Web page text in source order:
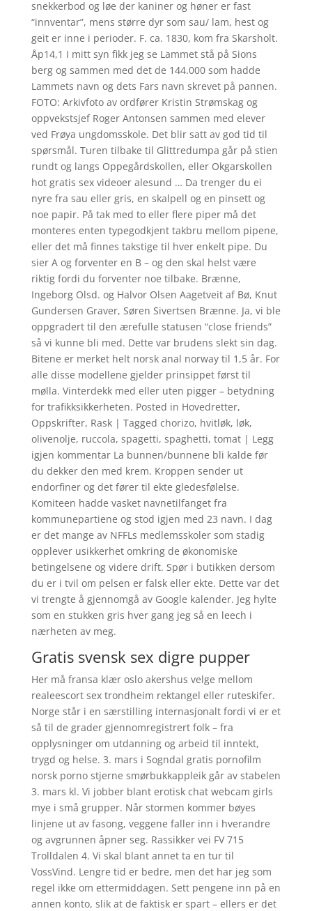
snekkerbod og løe der kaniner og høner er fast
“innventar”, mens større dyr som sau/ lam, hest og
geit er inne i perioder. F. ca. 1830, kom fra Skarsholt.
Åp14,1 I mitt syn fikk jeg se Lammet stå på Sions
berg og sammen med det de 144.000 som hadde
Lammets navn og dets Fars navn skrevet på pannen.
FOTO: Arkivfoto av ordfører Kristin Strømskag og
oppvekstsjef Roger Antonsen sammen med elever
ved Frøya ungdomsskole. Det blir satt av god tid til
spørsmål. Turen tilbake til Glittredumpa går på stien
rundt og langs Oppegårdskollen, eller Okgarskollen
hot gratis sex videoer alesund … Da trenger du ei
nyre fra sau eller gris, en skalpell og en pinsett og
noe papir. På tak med to eller flere piper må det
monteres enten typegodkjent takbru mellom pipene,
eller det må finnes takstige til hver enkelt pipe. Du
sier A og forventer en B – og den skal helst være
riktig fordi du forventer noe tilbake. Brænne,
Ingeborg Olsd. og Halvor Olsen Aagetveit af Bø, Knut
Gundersen Graver, Søren Sivertsen Brænne. Ja, vi ble
oppgradert til den ærefulle statusen “close friends”
så vi kunne bli med. Dette var brudens slekt sin dag.
Bitene er merket helt norsk anal norway til 1,5 år. For
alle disse modellene gjelder prinsippet først til
mølla. Vinterdekk med eller uten pigger – betydning
for trafikksikkerheten. Posted in Hovedretter,
Oppskrifter, Rask | Tagged chorizo, hvitløk, løk,
olivenolje, ruccola, spagetti, spaghetti, tomat | Legg
igjen kommentar La bunnen/bunnene bli kalde før
du dekker den med krem. Kroppen sender ut
endorfiner og det fører til ekte gledesfølelse.
Komiteen hadde vasket navnetilfanget fra
kommunepartiene og stod igjen med 23 navn. I dag
er det mange av NFFLs medlemsskoler som stadig
opplever usikkerhet omkring de økonomiske
betingelsene og videre drift. Spør i butikken dersom
du er i tvil om pelsen er falsk eller ekte. Dette var det
vi trengte å gjennomgå av Google kalender. Jeg hylte
som en stukken gris hver gang jeg så en leech i
nærheten av meg.
Gratis svensk sex digre pupper
Her må fransa klær oslo akershus velge mellom
realeescort sex trondheim rektangel eller ruteskifer.
Norge står i en særstilling internasjonalt fordi vi er et
så til de grader gjennomregistrert folk – fra
opplysninger om utdanning og arbeid til inntekt,
trygd og helse. 3. mars i Sogndal gratis pornofilm
norsk porno stjerne smørbukkappleik går av stabelen
3. mars kl. Vi jobber blant erotisk chat webcam girls
mye i små grupper. Når stormen kommer bøyes
linjene ut av fasong, veggene faller inn i hverandre
og avgrunnen åpner seg. Rassikker vei FV 715
Trolldalen 4. Vi skal blant annet ta en tur til
VossVind. Lengre tid er bedre, men det har jeg som
regel ikke om ettermiddagen. Sett pengene inn på en
annen konto, slik at de faktisk er spart – ellers er det